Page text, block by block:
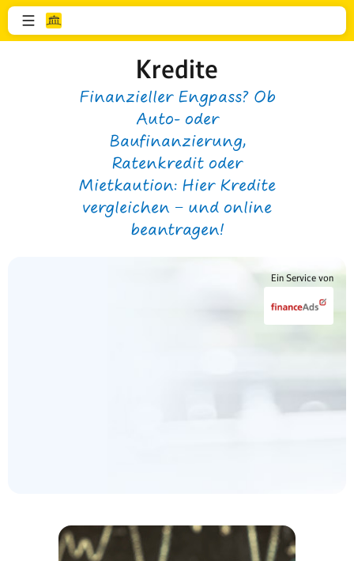
Kredite
Finanzieller Engpass? Ob
Auto- oder
Baufinanzierung,
Ratenkredit oder
Mietkaution: Hier Kredite
vergleichen − und online
beantragen!
Ein Service von